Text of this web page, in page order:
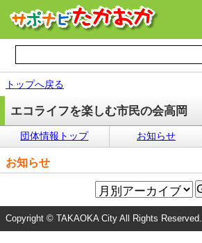
トップへ戻る
エコライフを楽しむ市民の会高岡
団体情報トップ お知らせ
お知らせ
Copyright © TAKAOKA City All Rights Reserved.